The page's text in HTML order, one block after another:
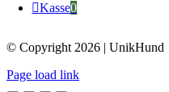
Kasse0
© Copyright 2026 | UnikHund
Page load link